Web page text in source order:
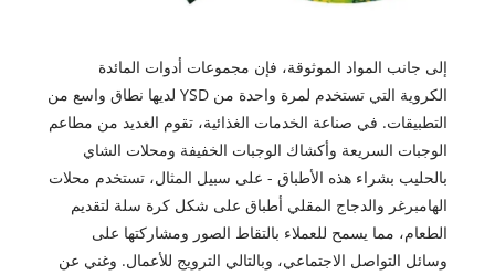
إلى جانب المواد الموثوقة، فإن مجموعات أدوات المائدة
الكروية التي تستخدم لمرة واحدة من YSD لديها نطاق واسع من
التطبيقات. في صناعة الخدمات الغذائية، تقوم العديد من مطاعم
الوجبات السريعة وأكشاك الوجبات الخفيفة ومحلات الشاي
بالحليب بشراء هذه الأطباق - على سبيل المثال، تستخدم محلات
الهامبرغر والدجاج المقلي أطباق على شكل كرة سلة لتقديم
الطعام، مما يسمح للعملاء بالتقاط الصور ومشاركتها على
وسائل التواصل الاجتماعي، وبالتالي الترويج للأعمال. وغني عن